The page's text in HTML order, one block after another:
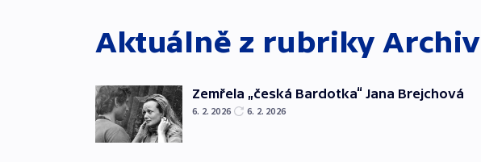
Aktuálně z rubriky Archiv
Zemřela „česká Bardotka“ Jana Brejchová
6. 2. 2026 6. 2. 2026